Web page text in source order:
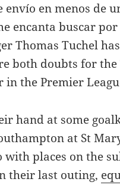
envío en menos de
encanta buscar
Thomas Tuchel
both doubts for
the Premier
hand at some
at St
places on the
their last outing,